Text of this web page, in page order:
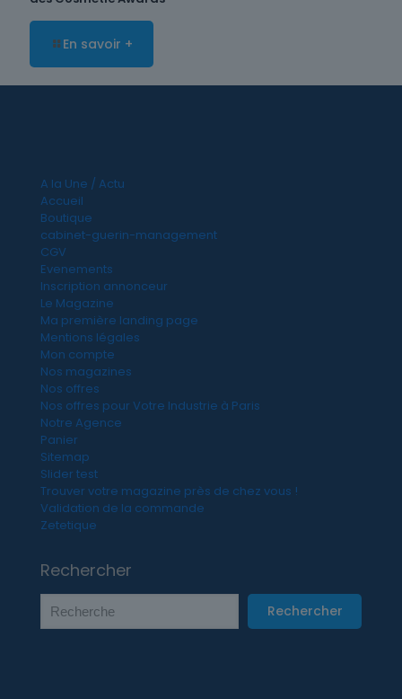
En savoir +
A la Une / Actu
Accueil
Boutique
cabinet-guerin-management
CGV
Evenements
Inscription annonceur
Le Magazine
Ma première landing page
Mentions légales
Mon compte
Nos magazines
Nos offres
Nos offres pour Votre Industrie à Paris
Notre Agence
Panier
Sitemap
Slider test
Trouver votre magazine près de chez vous !
Validation de la commande
Zetetique
Rechercher
Rechercher